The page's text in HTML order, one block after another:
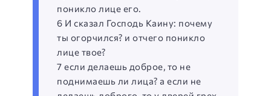
поникло лице его.
6 И сказал Господь Каину: почему
ты огорчился? и отчего поникло
лице твое?
7 если делаешь доброе, то не
поднимаешь ли лица? а если не